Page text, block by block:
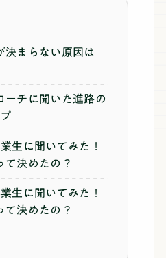
決まらない原因は
ーチに聞いた進路の
生に聞いてみた！
て決めたの？
生に聞いてみた！
て決めたの？